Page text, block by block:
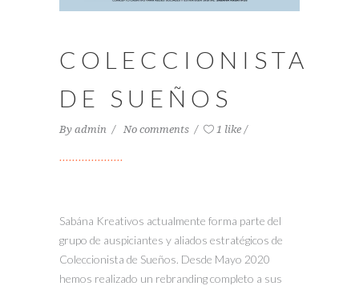
COLECCIONISTA
DE SUEÑOS
By admin No comments 1 like
Sabána Kreativos actualmente forma parte del
grupo de auspiciantes y aliados estratégicos de
Coleccionista de Sueños. Desde Mayo 2020
hemos realizado un rebranding completo a sus